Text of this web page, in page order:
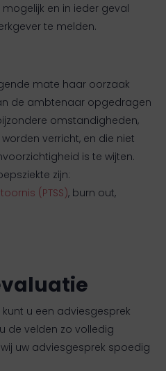
en in ieder geval
te melden.
mate haar oorzaak
de ambtenaar opgedragen
omstandigheden,
verricht, en die niet
is te wijten.
zijn:
(PTSS), burn out,
u een adviesgesprek
de velden zo volledig
uw adviesgesprek spoedig